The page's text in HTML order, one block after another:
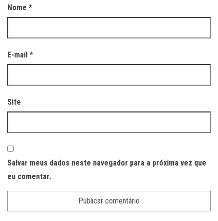
Nome *
E-mail *
Site
Salvar meus dados neste navegador para a próxima vez que
eu comentar.